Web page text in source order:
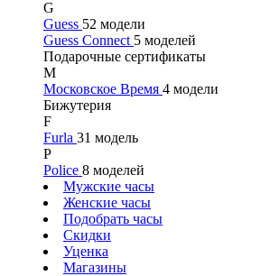
G
Guess 52 модели
Guess Connect 5 моделей
Подарочные сертификаты
М
Московское Время 4 модели
Бижутерия
F
Furla 31 модель
P
Police 8 моделей
Мужские часы
Женские часы
Подобрать часы
Скидки
Уценка
Магазины